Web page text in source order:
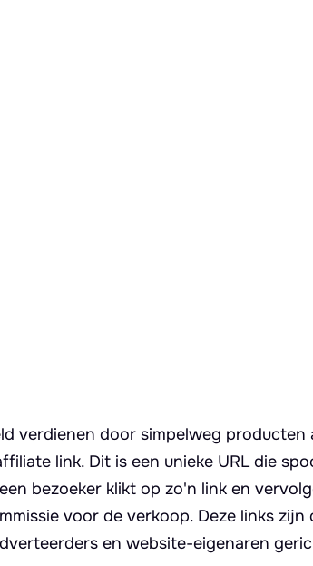
verdienen door simpelweg producten
link. Dit is een unieke URL die
bezoeker klikt op zo'n link en
voor de verkoop. Deze links zijn
en website-eigenaren